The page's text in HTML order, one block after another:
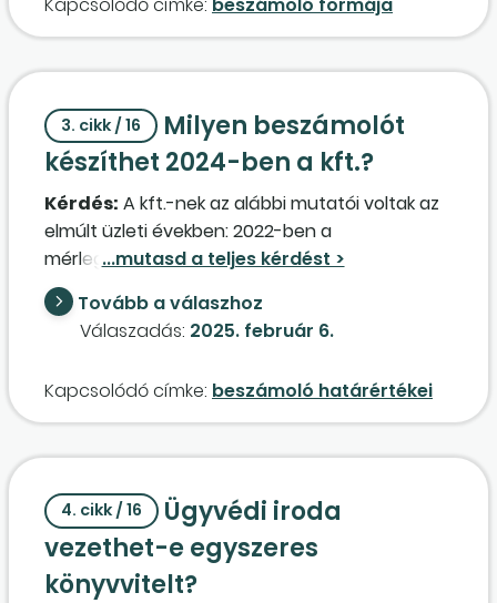
készíthető?
3. cikk / 16
Milyen beszámolót
készíthet 2024-ben a kft.?
Kérdés: A kft.-nek az alábbi mutatói voltak az
elmúlt üzleti években: 2022-ben a
mérlegfőösszeg 2.750.000 E Ft, árbevétel
2.350.000 E Ft, létszám 40 fő. 2023-ban a
mérlegfőösszeg 2.900.000 E Ft, árbevétel
4.400.000 E Ft, létszám 41 fő. A kft. nem
vállalkozás, tehát csak egyedi mutatói alapján
kell besorolni a beszámoló formáját. Milyen
beszámolót állíthat össze a kft. 2024. üzleti
Tovább a válaszhoz
Válaszadás: 2025. február 6.
Kapcsolódó címke: beszámoló határértékei
4. cikk / 16
Ügyvédi iroda
vezethet-e egyszeres
könyvvitelt?